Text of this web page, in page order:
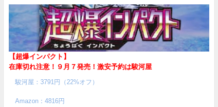
【超爆インパクト】
在庫切れ注意！９月７発売！ 激安予約は駿河屋
駿河屋：3791円（22%オフ）
Amazon：4816円